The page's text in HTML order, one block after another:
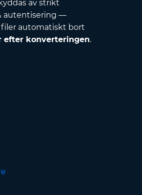
av strikt
autentisering —
filer automatiskt bort
efter konverteringen.